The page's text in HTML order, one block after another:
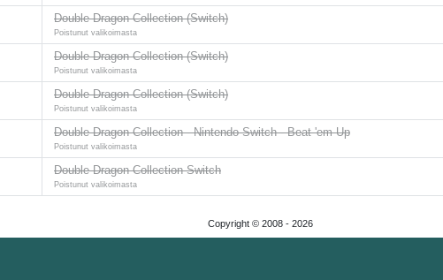
Double Dragon Collection (Switch)
Poistunut valikoimasta
Double Dragon Collection (Switch)
Poistunut valikoimasta
Double Dragon Collection (Switch)
Poistunut valikoimasta
Double Dragon Collection - Nintendo Switch - Beat 'em Up
Poistunut valikoimasta
Double Dragon Collection Switch
Poistunut valikoimasta
Copyright © 2008 - 2026